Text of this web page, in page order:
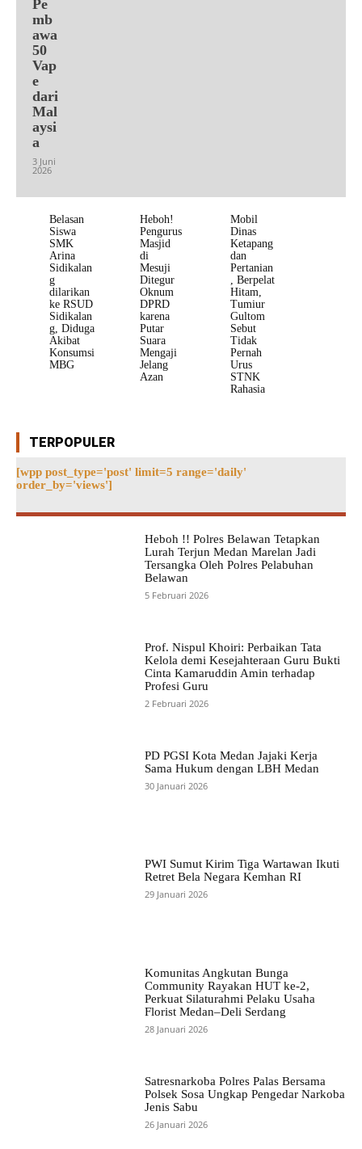
Pe
mb
awa
50
Vap
e
dari
Mal
aysi
a
3 Juni
2026
Belasan
Siswa
SMK
Arina
Sidikalan
g
dilarikan
ke RSUD
Sidikalan
g, Diduga
Akibat
Konsumsi
MBG
Heboh!
Pengurus
Masjid
di
Mesuji
Ditegur
Oknum
DPRD
karena
Putar
Suara
Mengaji
Jelang
Azan
Mobil
Dinas
Ketapang
dan
Pertanian
, Berpelat
Hitam,
Tumiur
Gultom
Sebut
Tidak
Pernah
Urus
STNK
Rahasia
TERPOPULER
[wpp post_type='post' limit=5 range='daily'
order_by='views']
Heboh !! Polres Belawan Tetapkan
Lurah Terjun Medan Marelan Jadi
Tersangka Oleh Polres Pelabuhan
Belawan
5 Februari 2026
Prof. Nispul Khoiri: Perbaikan Tata
Kelola demi Kesejahteraan Guru Bukti
Cinta Kamaruddin Amin terhadap
Profesi Guru
2 Februari 2026
PD PGSI Kota Medan Jajaki Kerja
Sama Hukum dengan LBH Medan
30 Januari 2026
PWI Sumut Kirim Tiga Wartawan Ikuti
Retret Bela Negara Kemhan RI
29 Januari 2026
Komunitas Angkutan Bunga
Community Rayakan HUT ke-2,
Perkuat Silaturahmi Pelaku Usaha
Florist Medan–Deli Serdang
28 Januari 2026
Satresnarkoba Polres Palas Bersama
Polsek Sosa Ungkap Pengedar Narkoba
Jenis Sabu
26 Januari 2026